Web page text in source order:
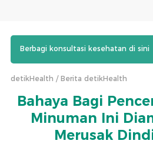
Berbagi konsultasi kesehatan di sini
detikHealth Berita detikHealth
Bahaya Bagi
Minuman Ini
Merusak